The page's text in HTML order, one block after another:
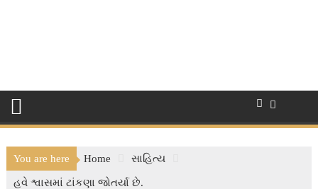
You are here Home સાહિત્ય
હવે શ્વાસમાં ટાંકણા જોતર્યા છે.